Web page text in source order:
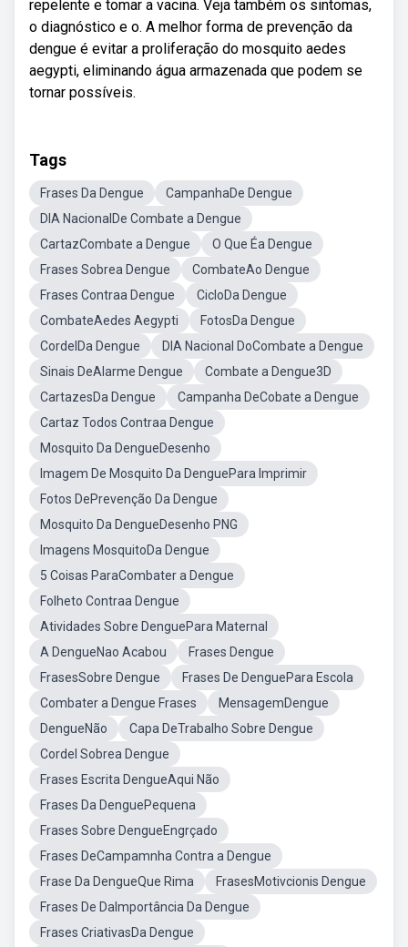
repelente e tomar a vacina. Veja também os sintomas,
o diagnóstico e o. A melhor forma de prevenção da
dengue é evitar a proliferação do mosquito aedes
aegypti, eliminando água armazenada que podem se
tornar possíveis.
Tags
Frases Da Dengue
CampanhaDe Dengue
DIA NacionalDe Combate a Dengue
CartazCombate a Dengue
O Que Éa Dengue
Frases Sobrea Dengue
CombateAo Dengue
Frases Contraa Dengue
CicloDa Dengue
CombateAedes Aegypti
FotosDa Dengue
CordelDa Dengue
DIA Nacional DoCombate a Dengue
Sinais DeAlarme Dengue
Combate a Dengue3D
CartazesDa Dengue
Campanha DeCobate a Dengue
Cartaz Todos Contraa Dengue
Mosquito Da DengueDesenho
Imagem De Mosquito Da DenguePara Imprimir
Fotos DePrevenção Da Dengue
Mosquito Da DengueDesenho PNG
Imagens MosquitoDa Dengue
5 Coisas ParaCombater a Dengue
Folheto Contraa Dengue
Atividades Sobre DenguePara Maternal
A DengueNao Acabou
Frases Dengue
FrasesSobre Dengue
Frases De DenguePara Escola
Combater a Dengue Frases
MensagemDengue
DengueNão
Capa DeTrabalho Sobre Dengue
Cordel Sobrea Dengue
Frases Escrita DengueAqui Não
Frases Da DenguePequena
Frases Sobre DengueEngrçado
Frases DeCampamnha Contra a Dengue
Frase Da DengueQue Rima
FrasesMotivcionis Dengue
Frases De DaImportância Da Dengue
Frases CriativasDa Dengue